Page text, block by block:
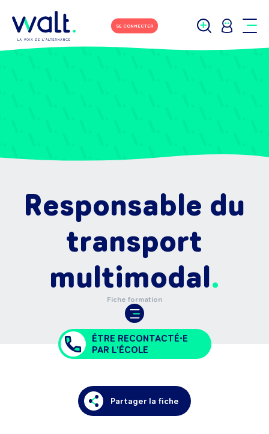
SE CONNECTER
Responsable du
transport
multimodal
Fiche formation
ÊTRE RECONTACTÉ•E
PAR L'ÉCOLE
Partager la fiche